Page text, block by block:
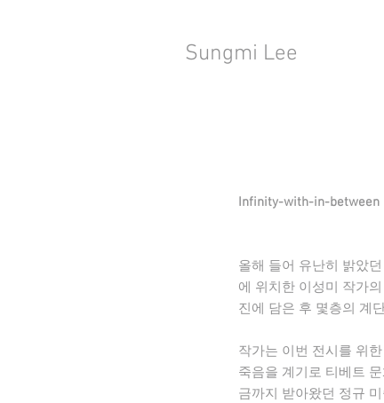
Sungmi Lee
Infinity-with-in-between
올해 들어 유난히 밝았
에 위치한 이성미 작가
진에 담은 후 몇층의 계
작가는 이번 전시를 위
죽음을 계기로 티베트
금까지 받아왔던 정규